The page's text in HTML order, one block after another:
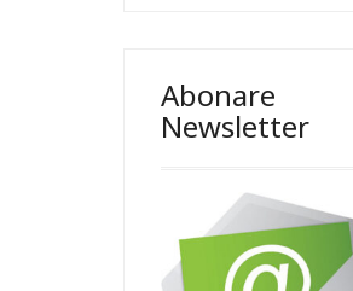
Abonare
Newsletter